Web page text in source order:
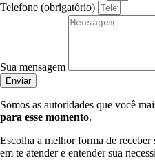
Telefone (obrigatório)
Sua mensagem
Enviar
Somos as autoridades que você
para esse momento.
Escolha a melhor forma de
em te atender e entender sua